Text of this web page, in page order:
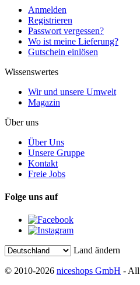
Anmelden
Registrieren
Passwort vergessen?
Wo ist meine Lieferung?
Gutschein einlösen
Wissenswertes
Wir und unsere Umwelt
Magazin
Über uns
Über Uns
Unsere Gruppe
Kontakt
Freie Jobs
Folge uns auf
Land ändern
© 2010-2026 niceshops GmbH - All